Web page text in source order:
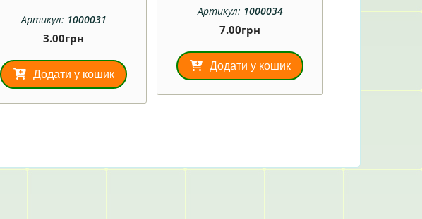
Артикул: 1000031
3.00грн
Додати у кошик
Артикул: 1000034
7.00грн
Додати у кошик